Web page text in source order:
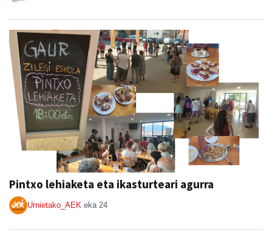
Pintxo lehiaketa eta ikasturteari agurra
Urnietako_AEK eka 24